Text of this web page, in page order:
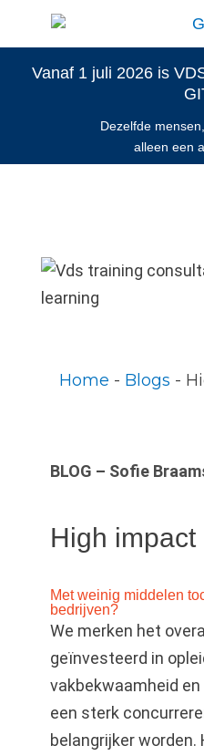
Vanaf 1 juli 2026 is
Dezelfde
alleen een
Home - Blogs -
BLOG – Sofie
High impact
Met weinig middelen
bedrijven?
We merken het
geïnvesteerd in
vakbekwaamheid
een sterk
belangrijker worden.